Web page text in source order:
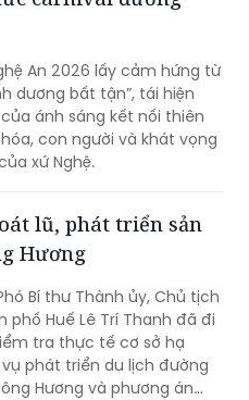
An 2026 lấy cảm hứng từ
dương bất tận”, tái hiện
ánh sáng kết nối thiên
con người và khát vọng
xứ Nghệ.
lũ, phát triển sản
Hương
Bí thư Thành ủy, Chủ tịch
phố Huế Lê Trí Thanh đã đi
tra thực tế cơ sở hạ
phát triển du lịch đường
Hương và phương án